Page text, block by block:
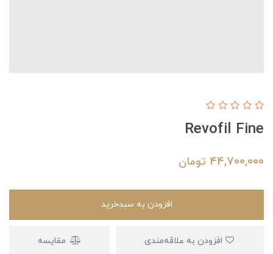
Revofil Fine
44,700,000 تومان
افزودن به سبدخرید
مقایسه